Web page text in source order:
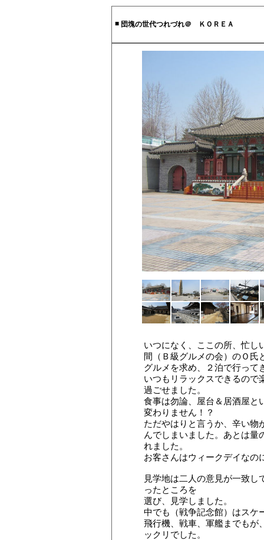
■ 団塊の世代つれづれ＠ ＫＯＲＥＡ
いつになく、ここの所、忙し
間（Ｂ級グルメの会）のＯ氏
グルメを求め、２泊で行って
いつもリラックスできるので
過ごせました。
食事は勿論、屋台＆居酒屋と
変わりません！？
ただやはりと言うか、辛い物
んでしまいました。あとは量
れました。
お客さんはウィークデイなの
見学地は二人の意見が一致し
ったところを
選び、見学しました。
中でも（戦争記念館）はスケ
飛行機、戦車、軍艦までもが
ックリでした。